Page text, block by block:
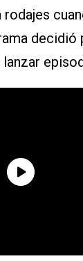
decidió